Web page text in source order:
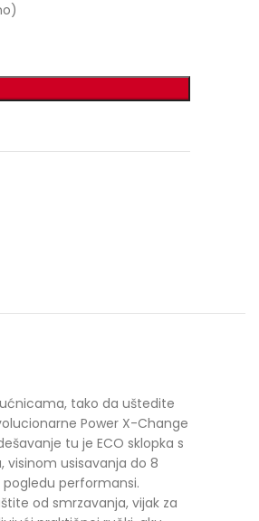
tako da uštedite
Power X-Change
tu je ECO sklopka s
usisavanja do 8
performansi.
od smrzavanja, vijak za